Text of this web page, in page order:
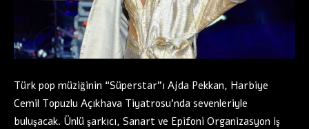
Türk pop müziğinin “Süperstar”ı Ajda Pekkan, Harbiye
Cemil Topuzlu Açıkhava Tiyatrosu’nda sevenleriyle
buluşacak. Ünlü şarkıcı, Sanart ve Epifoni Organizasyon iş